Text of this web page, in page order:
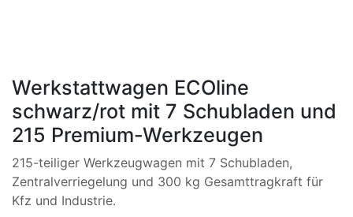
Werkstattwagen ECOline
schwarz/rot mit 7 Schubladen und
215 Premium-Werkzeugen
215-teiliger Werkzeugwagen mit 7 Schubladen,
Zentralverriegelung und 300 kg Gesamttragkraft für
Kfz und Industrie.